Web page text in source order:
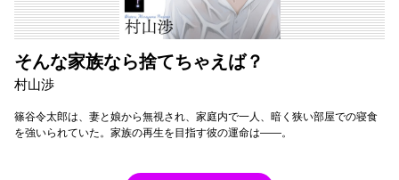
そんな家族なら捨てちゃえば？
村山渉
篠谷令太郎は、妻と娘から無視され、家庭内で一人、暗く狭い部屋での寝食
を強いられていた。家族の再生を目指す彼の運命は――。